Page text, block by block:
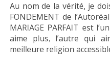
Au nom de la vérité, je
FONDEMENT de
MARIAGE PARFAIT est
aime plus, l’autre qui
meilleure religion